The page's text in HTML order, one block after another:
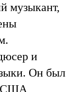
музыкант,
и
Он был
США